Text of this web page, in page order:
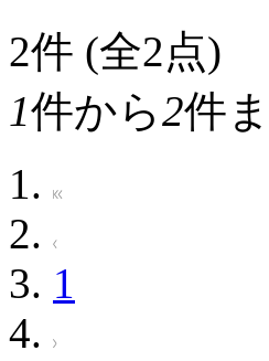
2件 (全2点)
1件から2件
1